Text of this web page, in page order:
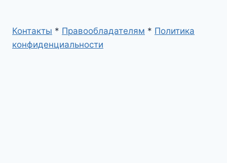
Контакты * Правообладателям * Политика
конфиденциальности